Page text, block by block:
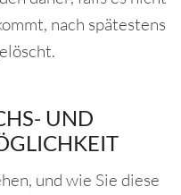
nach spätestens
UND
und wie Sie diese